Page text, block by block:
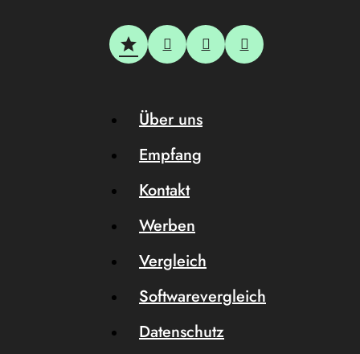
Über uns
Empfang
Kontakt
Werben
Vergleich
Softwarevergleich
Datenschutz